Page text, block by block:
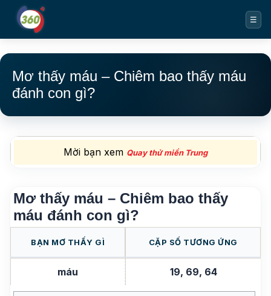
☰
Mơ thấy máu – Chiêm bao thấy máu
đánh con gì?
Mời bạn xem Quay thử miền Trung
Mơ thấy máu – Chiêm bao thấy
máu đánh con gì?
BẠN MƠ THẤY GÌ CẶP SỐ TƯƠNG ỨNG
máu 19, 69, 64